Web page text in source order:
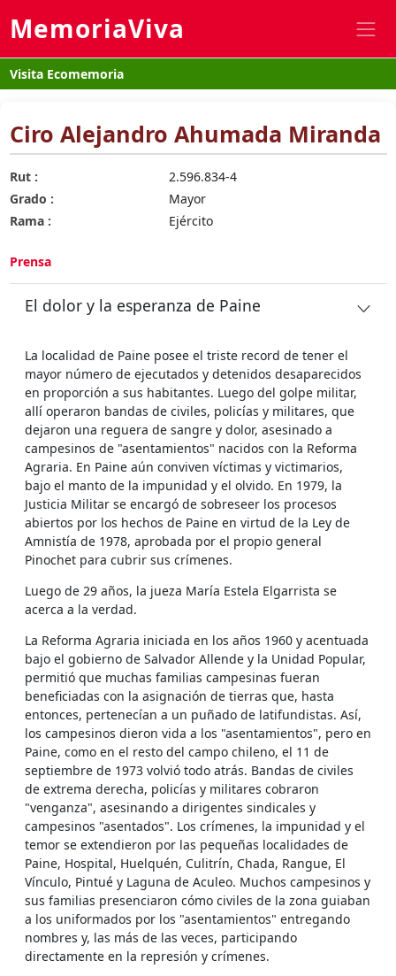
MemoriaViva
Visita Ecomemoria
Ciro Alejandro Ahumada Miranda
Rut :
2.596.834-4
Grado :
Mayor
Rama :
Ejército
Prensa
El dolor y la esperanza de Paine
La localidad de Paine posee el triste record de tener el
mayor número de ejecutados y detenidos desaparecidos
en proporción a sus habitantes. Luego del golpe militar,
allí operaron bandas de civiles, policías y militares, que
dejaron una reguera de sangre y dolor, asesinado a
campesinos de "asentamientos" nacidos con la Reforma
Agraria. En Paine aún conviven víctimas y victimarios,
bajo el manto de la impunidad y el olvido. En 1979, la
Justicia Militar se encargó de sobreseer los procesos
abiertos por los hechos de Paine en virtud de la Ley de
Amnistía de 1978, aprobada por el propio general
Pinochet para cubrir sus crímenes.
Luego de 29 años, la jueza María Estela Elgarrista se
acerca a la verdad.
La Reforma Agraria iniciada en los años 1960 y acentuada
bajo el gobierno de Salvador Allende y la Unidad Popular,
permitió que muchas familias campesinas fueran
beneficiadas con la asignación de tierras que, hasta
entonces, pertenecían a un puñado de latifundistas. Así,
los campesinos dieron vida a los "asentamientos", pero en
Paine, como en el resto del campo chileno, el 11 de
septiembre de 1973 volvió todo atrás. Bandas de civiles
de extrema derecha, policías y militares cobraron
"venganza", asesinando a dirigentes sindicales y
campesinos "asentados". Los crímenes, la impunidad y el
temor se extendieron por las pequeñas localidades de
Paine, Hospital, Huelquén, Culitrín, Chada, Rangue, El
Vínculo, Pintué y Laguna de Aculeo. Muchos campesinos y
sus familias presenciaron cómo civiles de la zona guiaban
a los uniformados por los "asentamientos" entregando
nombres y, las más de las veces, participando
directamente en la represión y crímenes.